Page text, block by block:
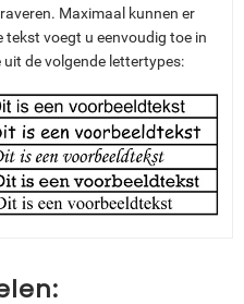
Maximaal kunnen er
tekst voegt u eenvoudig toe in
de volgende lettertypes: